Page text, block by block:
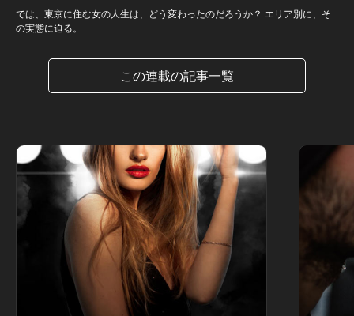
では、東京に住む女の人生は、どう変わったのだろうか？ エリア別に、そ
の実態に迫る。
この連載の記事一覧